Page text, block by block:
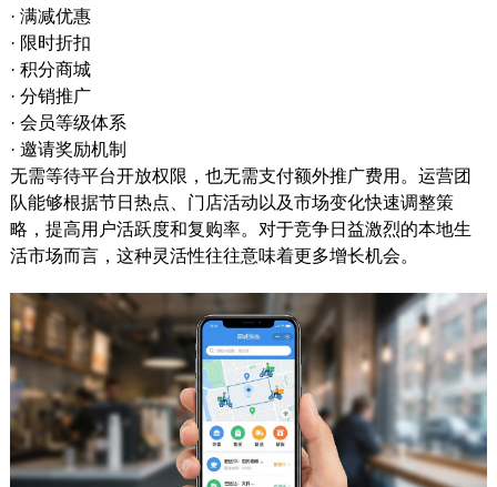
· 满减优惠
· 限时折扣
· 积分商城
· 分销推广
· 会员等级体系
· 邀请奖励机制
无需等待平台开放权限，也无需支付额外推广费用。运营团
队能够根据节日热点、门店活动以及市场变化快速调整策
略，提高用户活跃度和复购率。对于竞争日益激烈的本地生
活市场而言，这种灵活性往往意味着更多增长机会。